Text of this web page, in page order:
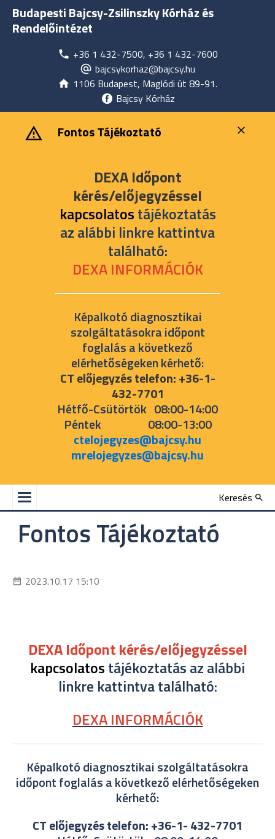
Budapesti Bajcsy-Zsilinszky Kórház és
Rendelőintézet
+36 1 432-7500, +36 1 432-7600
bajcsykorhaz@bajcsy.hu
1106 Budapest, Maglódi út 89-91.
Bajcsy Kórház
‎ ‎Fontos Tájékoztató
DEXA Időpont
kérés/előjegyzéssel
kapcsolatostájékoztatás
az alábbi linkre kattintva
található:
DEXA INFORMÁCIÓK
Képalkotó diagnosztikai
szolgáltatásokra időpont
foglalás a következő
elérhetőségeken kérhető:
CT előjegyzés telefon: +36-1-
432-7701
Hétfő-Csütörtök 08:00-14:00
Péntek 08:00-13:00
ctelojegyzes@bajcsy.hu
mrelojegyzes@bajcsy.hu
Keresés
‎ ‎Fontos Tájékoztató
2023.10.17 15:10
DEXA Időpont kérés/előjegyzéssel
kapcsolatostájékoztatás az alábbi
linkre kattintva található:
DEXA INFORMÁCIÓK
Képalkotó diagnosztikai szolgáltatásokra
időpont foglalás a következő elérhetőségeken
kérhető:
CT előjegyzés telefon: +36-1- 432-7701